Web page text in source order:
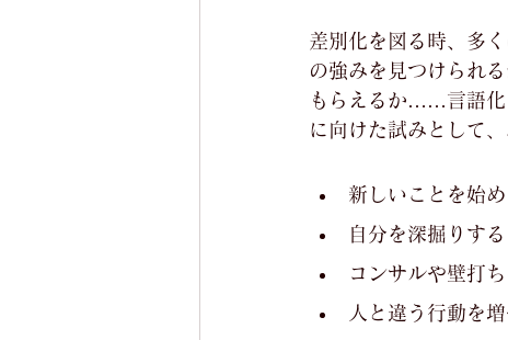
差別化を図る時、多
の強みを見つけられ
もらえるか……言語化
に向けた試みとして
新しいことを始め
自分を深掘りする
コンサルや壁打
人と違う行動を